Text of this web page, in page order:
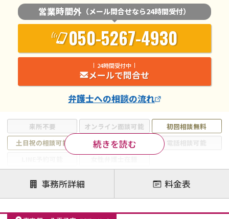
来所不要 オンライン面談可能
初回相談無料
土日祝の相談可能
19時以降電話可能
電話相談可能
注力案件
離婚前相談
離婚調停
離婚裁判
親権・面会交流権
DV
モラハラ
続きを読む
営業時間外 （メール問合せなら24時間受付）
050-5267-4930
24時間受付中
メールで問合せ
弁護士への相談の流れ
事務所詳細 料金表